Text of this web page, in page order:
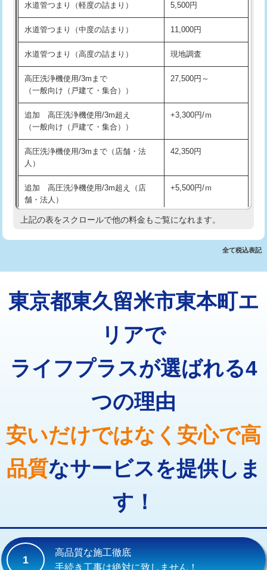
洗面台設置 38,500円
化粧台設置 22,000円
追加人工 16,500円
廃棄・処分 現場見積
※給水管工事は20mmまでの価格です。
交換・取付(排水栓・排水トラップ
22,000円+材料費
持込商品取付（混合水栓）
持込商品取付（浄水器・分岐水栓） 16,500円
業）
排水管工事（追加 排水管工事/3ｍ超
え）
マス交換（土の掘削・埋め戻し作業） 11,000円~
マス交換（深さ50㎝以上） 66,000円
コンクリート斫り（厚さ10㎝超え）
モルタル補修（厚さ10㎝まで） 27,500円
16,500円
廃棄・処分 現場見積
水道管つまり（軽度の詰まり） 5,500円
水道管つまり（中度の詰まり） 11,000円
水道管つまり（高度の詰まり） 現地調査
高圧洗浄機使用/3mまで
（一般向け（戸建て・集合））
27,500円～
追加 高圧洗浄機使用/3m超え
（一般向け（戸建て・集合））
+3,300円/ｍ
高圧洗浄機使用/3mまで（店舗・法
人）
42,350円
追加 高圧洗浄機使用/3m超え（店
舗・法人）
+5,500円/ｍ
高度高圧洗浄換 現地調査
トーラー機使用/3mまで 33,000円
追加トーラー機使用/3m超え +3,300円
止水・漏水調査・防水処理・清掃・修
11,000円
止水・漏水調査・防水処理・清掃・修
22,000円
止水・漏水調査・防水処理・清掃・修
理・調整・分解・加工など（重作業）
33,000円
その他部品の脱着 8,800円～
交換・取付(単水栓（壁付・デッキ
式）)
13,200円+材料費
交換・取付(混合水栓（壁付・デッキ
16,500円+材料費
上記の表をスクロールで他の料金もご覧になれます。
全て税込表記
東京都東久留米市東本町エ
リアで
ライフプラスが選ばれる4
つの理由
安いだけではなく安心で高
品質なサービスを提供しま
す！
1
高品質な施工徹底
手続き工事は絶対に致しません！